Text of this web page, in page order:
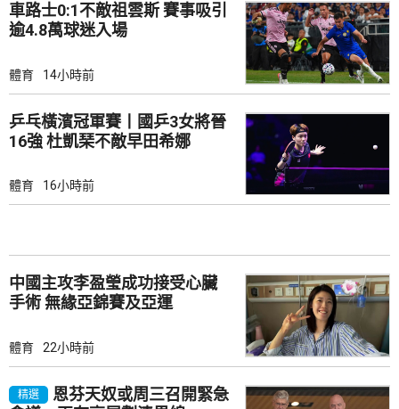
車路士0:1不敵祖雲斯 賽事吸引
逾4.8萬球迷入場
體育 14小時前
乒乓橫濱冠軍賽丨國乒3女將晉
16強 杜凱琹不敵早田希娜
體育 16小時前
中國主攻李盈瑩成功接受心臟
手術 無緣亞錦賽及亞運
體育 22小時前
精選
恩芬天奴或周三召開緊急